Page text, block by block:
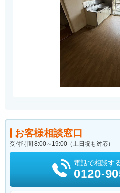
お客様相談窓口
受付時間 8:00～19:00（土日祝も対応）
電話で相談す
0120-